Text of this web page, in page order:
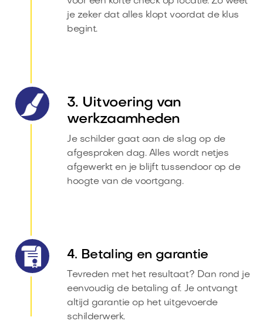
je zeker dat alles klopt voordat de klus
begint.
3. Uitvoering van
werkzaamheden
Je schilder gaat aan de slag op de
afgesproken dag. Alles wordt netjes
afgewerkt en je blijft tussendoor op de
hoogte van de voortgang.
4. Betaling en garantie
Tevreden met het resultaat? Dan rond je
eenvoudig de betaling af. Je ontvangt
altijd garantie op het uitgevoerde
schilderwerk.